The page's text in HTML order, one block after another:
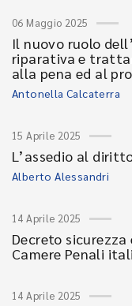
06 Maggio 2025
Il nuovo ruolo
riparativa e
alla pena ed al
Antonella Calcaterra
15 Aprile 2025
L’assedio al
Alberto Alessandri
14 Aprile 2025
Decreto
Camere Penali
14 Aprile 2025